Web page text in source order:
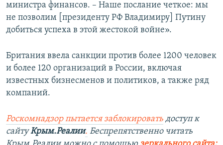
министра финансов. – Наше послание четкое: мы
не позволим [президенту РФ Владимиру] Путину
добиться успеха в этой жестокой войне».
Британия ввела санкции против более 1200 человек
и более 120 организаций в России, включая
известных бизнесменов и политиков, а также ряд
компаний.
Роскомнадзор пытается заблокировать доступ к
сайтуКрым.Реалии. Беспрепятственно читать